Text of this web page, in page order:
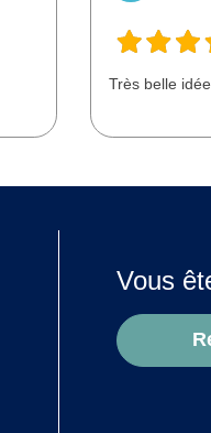
Très belle idée
Vous